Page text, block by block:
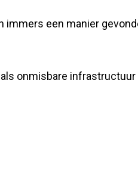
immers een manier
onmisbare